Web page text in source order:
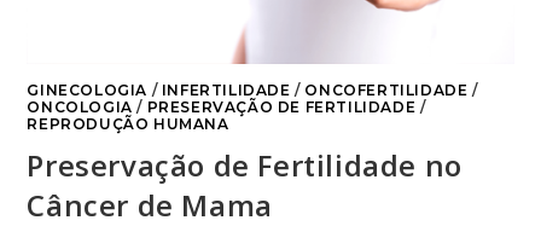
GINECOLOGIA / INFERTILIDADE / ONCOFERTILIDADE /
ONCOLOGIA / PRESERVAÇÃO DE FERTILIDADE /
REPRODUÇÃO HUMANA
Preservação de Fertilidade no
Câncer de Mama